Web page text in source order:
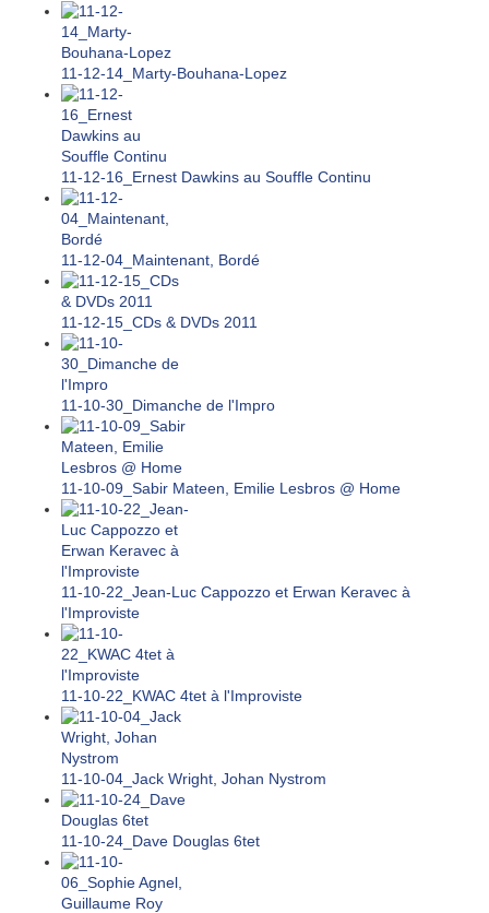
11-12-14_Marty-Bouhana-Lopez
11-12-16_Ernest Dawkins au Souffle Continu
11-12-04_Maintenant, Bordé
11-12-15_CDs & DVDs 2011
11-10-30_Dimanche de l'Impro
11-10-09_Sabir Mateen, Emilie Lesbros @ Home
11-10-22_Jean-Luc Cappozzo et Erwan Keravec à
l'Improviste
11-10-22_KWAC 4tet à l'Improviste
11-10-04_Jack Wright, Johan Nystrom
11-10-24_Dave Douglas 6tet